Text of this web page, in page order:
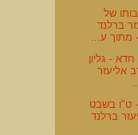
של
ברלנד
ע...
- גליון
אליעזר
- ט"ו בשבט
ברלנד